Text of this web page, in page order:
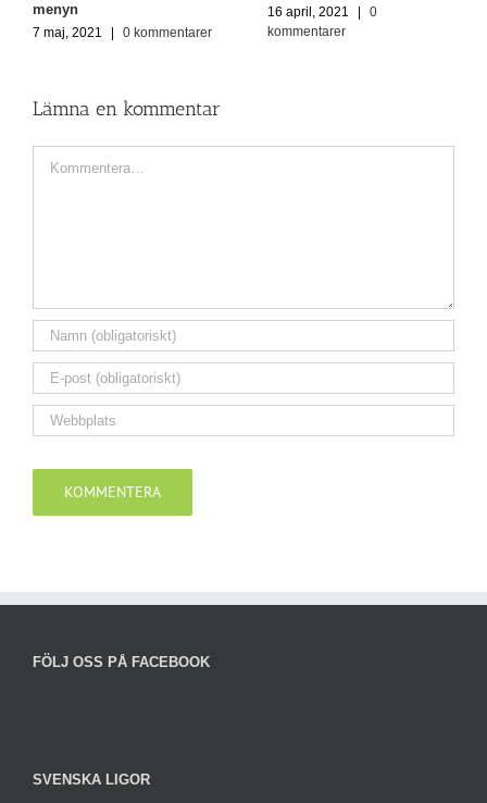
menyn
7 maj, 2021 0 kommentarer
16 april, 2021
0
kommentarer
Lämna en kommentar
FÖLJ OSS PÅ FACEBOOK
SVENSKA LIGOR